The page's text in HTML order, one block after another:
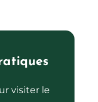
visiter le